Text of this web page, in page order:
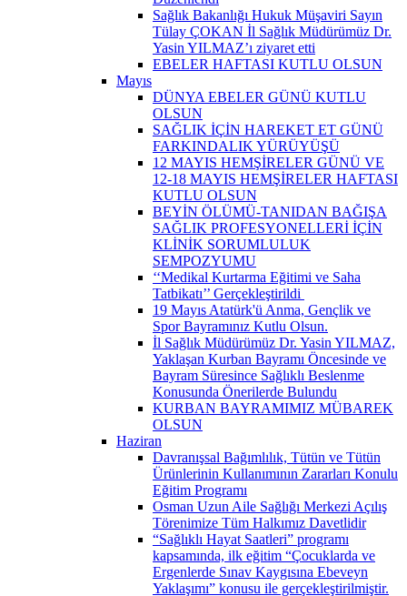
Sağlık Bakanlığı Hukuk Müşaviri Sayın
Tülay ÇOKAN İl Sağlık Müdürümüz Dr.
Yasin YILMAZ’ı ziyaret etti
EBELER HAFTASI KUTLU OLSUN
Mayıs
DÜNYA EBELER GÜNÜ KUTLU
OLSUN
SAĞLIK İÇİN HAREKET ET GÜNÜ
FARKINDALIK YÜRÜYÜŞÜ
12 MAYIS HEMŞİRELER GÜNÜ VE
12-18 MAYIS HEMŞİRELER HAFTASI
KUTLU OLSUN
BEYİN ÖLÜMÜ-TANIDAN BAĞIŞA
SAĞLIK PROFESYONELLERİ İÇİN
KLİNİK SORUMLULUK
SEMPOZYUMU
‘‘Medikal Kurtarma Eğitimi ve Saha
Tatbikatı’’ Gerçekleştirildi ​
19 Mayıs Atatürk'ü Anma, Gençlik ve
Spor Bayramınız Kutlu Olsun.
İl Sağlık Müdürümüz Dr. Yasin YILMAZ,
Yaklaşan Kurban Bayramı Öncesinde ve
Bayram Süresince Sağlıklı Beslenme
Konusunda Önerilerde Bulundu
KURBAN BAYRAMIMIZ MÜBAREK
OLSUN
Haziran
Davranışsal Bağımlılık, Tütün ve Tütün
Ürünlerinin Kullanımının Zararları Konulu
Eğitim Programı
Osman Uzun Aile Sağlığı Merkezi Açılış
Törenimize Tüm Halkımız Davetlidir
“Sağlıklı Hayat Saatleri” programı
kapsamında, ilk eğitim “Çocuklarda ve
Ergenlerde Sınav Kaygısına Ebeveyn
Yaklaşımı” konusu ile gerçekleştirilmiştir.